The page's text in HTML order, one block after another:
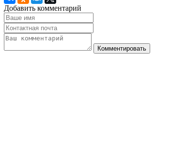
Добавить комментарий